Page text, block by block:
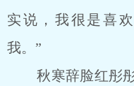
实说，我很是喜
我。”
秋寒辞脸红彤彤